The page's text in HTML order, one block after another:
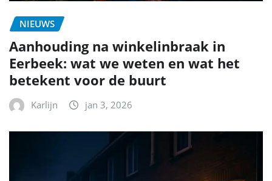
NIEUWS
Aanhouding na winkelinbraak in
Eerbeek: wat we weten en wat het
betekent voor de buurt
Karlijn jan 3, 2026